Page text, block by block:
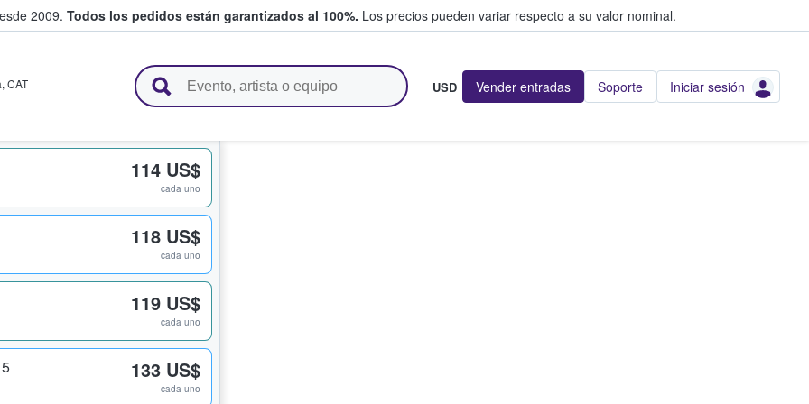
2009. Todos los pedidos están garantizados al 100%. Los precios pueden variar respecto a su valor nominal.
entre fans
, CAT USD Vender entradas Soporte Iniciar sesión
114 US$
cada uno
118 US$
cada uno
119 US$
cada uno
133 US$
cada uno